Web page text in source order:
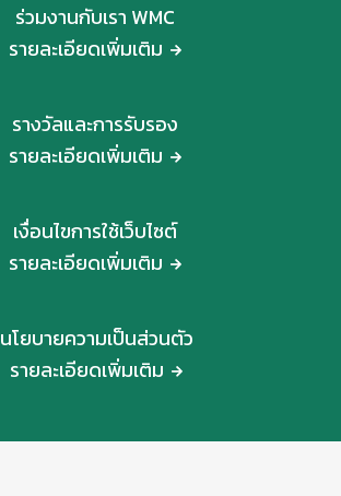
ร่วมงานกับเรา WMC
รายละเอียดเพิ่มเติม
รางวัลและการรับรอง
รายละเอียดเพิ่มเติม
เงื่อนไขการใช้เว็บไซต์
รายละเอียดเพิ่มเติม
นโยบายความเป็นส่วนตัว
รายละเอียดเพิ่มเติม